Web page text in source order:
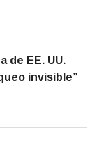
de EE. UU.
invisible”